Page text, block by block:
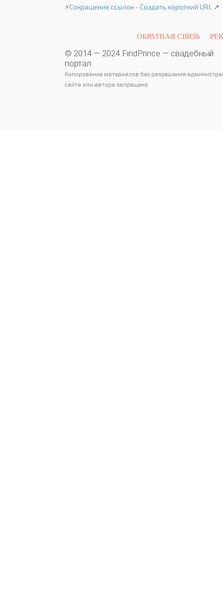
⚡Сокращение ссылок - Создать короткий URL ↗
ОБРАТНАЯ СВЯЗЬ
© 2014 — 2024 FindPrince — свадебный
портал
Копирование материалов без разрешения
сайта или автора запрещено.